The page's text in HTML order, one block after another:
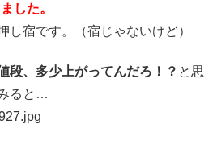
した。
し宿です。（宿じゃないけど）
段、多少上がってんだろ！？ と思
ると…